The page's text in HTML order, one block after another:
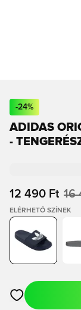
-24%
ADIDAS
-
12 490 Ft 16
ELÉRHETŐ SZÍNEK
Megnyit egy